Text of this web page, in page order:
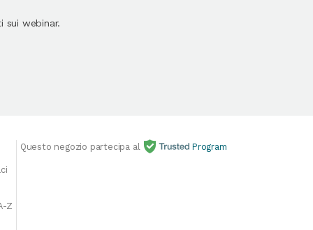
sui webinar.
Z
Questo negozio partecipa al Program